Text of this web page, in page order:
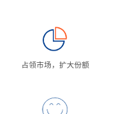
占领市场，扩大份额